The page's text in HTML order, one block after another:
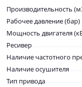
Производительность
Рабочее давление (бар)
Мощность двигателя
Ресивер
Наличие частотного
Наличие осушителя
Тип привода